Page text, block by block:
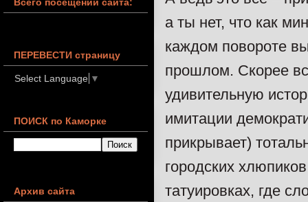
а ты нет, что как
каждом повороте
прошлом. Скорее
удивительную
имитации
прикрывает)
городских
татуировках, где
ПЕРЕВЕСТИ страницу
Select Language ▼
ПОИСК по Каморке
Архив сайта